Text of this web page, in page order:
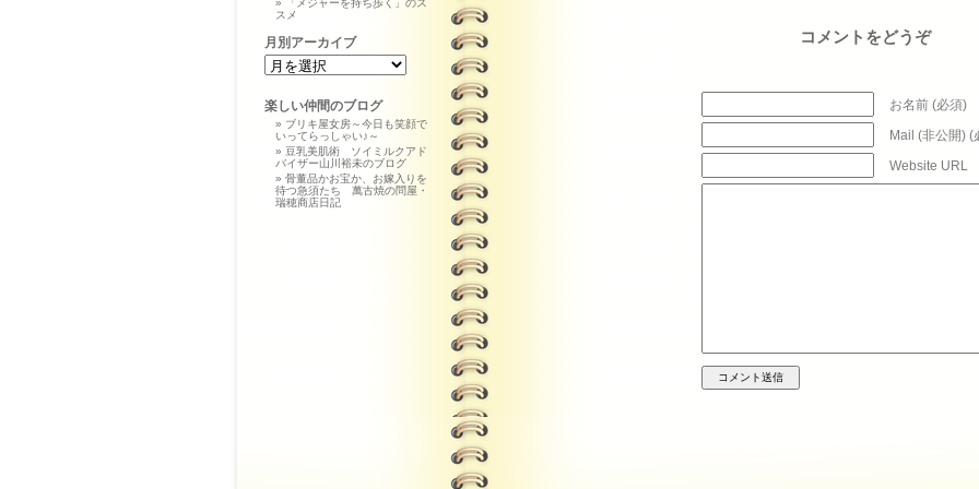
コメントをどうぞ
お名前 (必須)
Mail (非公開) (
Website URL
「メジャーを持ち歩く」のス
スメ
月別アーカイブ
楽しい仲間のブログ
ブリキ屋女房～今日も笑顔で
いってらっしゃい♪～
豆乳美肌術 ソイミルクアド
バイザー山川裕未のブログ
骨董品かお宝か、お嫁入りを
待つ急須たち 萬古焼の問屋・
瑞穂商店日記